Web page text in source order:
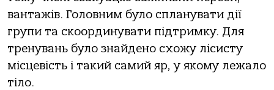
вантажів. Головним було спланувати дії
групи та скоординувати підтримку. Для
тренувань було знайдено схожу лісисту
місцевість і такий самий яр, у якому лежало
тіло.